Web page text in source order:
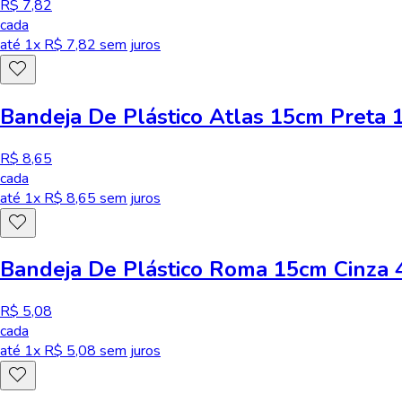
R$ 7,82
cada
até 1x R$ 7,82 sem juros
Bandeja De Plástico Atlas 15cm Preta
R$ 8,65
cada
até 1x R$ 8,65 sem juros
Bandeja De Plástico Roma 15cm Cinza
R$ 5,08
cada
até 1x R$ 5,08 sem juros